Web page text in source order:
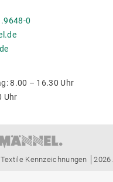
0
8.00 – 16.30 Uhr
Uhr
Kennzeichnungen │2026.